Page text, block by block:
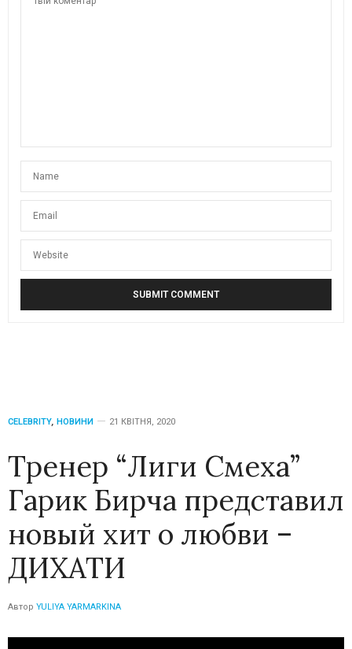
CELEBRITY, НОВИНИ 21 КВІТНЯ, 2020
Тренер “Лиги Смеха”
Гарик Бирча представил
новый хит о любви –
ДИХАТИ
Автор YULIYA YARMARKINA